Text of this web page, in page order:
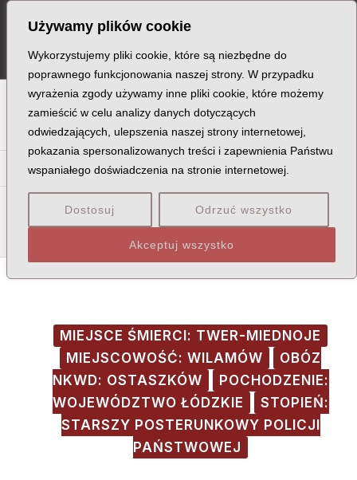
Używamy plików cookie
Wykorzystujemy pliki cookie, które są niezbędne do
poprawnego funkcjonowania naszej strony. W przypadku
wyrażenia zgody używamy inne pliki cookie, które możemy
zamieścić w celu analizy danych dotyczących
odwiedzających, ulepszenia naszej strony internetowej,
pokazania spersonalizowanych treści i zapewnienia Państwu
wspaniałego doświadczenia na stronie internetowej.
Dostosuj Odrzuć wszystko
Akceptuj wszystko
content
B C D E F G H I J K L Ł M
O P Q R S T U V W X Z
Ka Ke Ki Kl Kł Km Kn Ko Kr Ks
Koc Kof Kom Kon
Kot Kow Koz
MIEJSCE ŚMIERCI: TWER-MIEDNOJE
MIEJSCOWOŚĆ: WILAMÓW
OBÓZ
NKWD: OSTASZKÓW
POCHODZENIE:
WOJEWÓDZTWO ŁÓDZKIE
STOPIEŃ:
STARSZY POSTERUNKOWY POLICJI
PAŃSTWOWEJ
navigation